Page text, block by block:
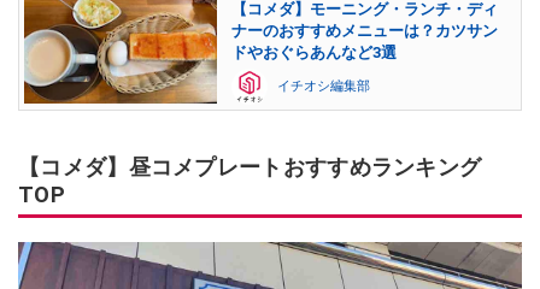
【コメダ】モーニング・ランチ・ディ
ナーのおすすめメニューは？カツサン
ドやおぐらあんなど3選
イチオシ編集部
【コメダ】昼コメプレートおすすめランキング
TOP